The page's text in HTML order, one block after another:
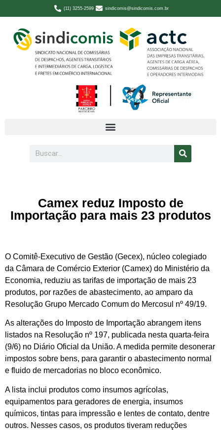
(11) 3255-2599 sindicomis@sindicomis.com.br
Camex reduz Imposto de
Importação para mais 23 produtos
O Comitê-Executivo de Gestão (Gecex), núcleo colegiado
da Câmara de Comércio Exterior (Camex) do Ministério da
Economia, reduziu as tarifas de importação de mais 23
produtos, por razões de abastecimento, ao amparo da
Resolução Grupo Mercado Comum do Mercosul nº 49/19.
As alterações do Imposto de Importação abrangem itens
listados na Resolução nº 197, publicada nesta quarta-feira
(9/6) no Diário Oficial da União. A medida permite desonerar
impostos sobre bens, para garantir o abastecimento normal
e fluido de mercadorias no bloco econômico.
A lista inclui produtos como insumos agrícolas,
equipamentos para geradores de energia, insumos
químicos, tintas para impressão e lentes de contato, dentre
outros. Nesses casos, os produtos tiveram reduções